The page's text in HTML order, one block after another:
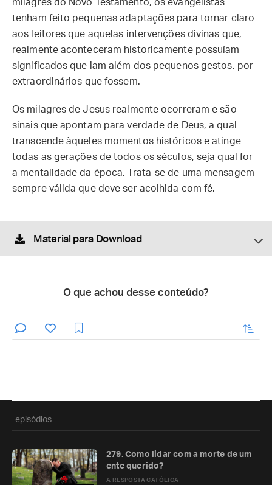
milagres do Novo Testamento, os evangelistas
tenham feito pequenas adaptações para tornar claro
aos leitores que aquelas intervenções divinas que,
realmente aconteceram historicamente possuíam
significados que iam além dos pequenos gestos, por
extraordinários que fossem.
Os milagres de Jesus realmente ocorreram e são
sinais que apontam para verdade de Deus, a qual
transcende àqueles momentos históricos e atinge
todas as gerações de todos os séculos, seja qual for
a mentalidade da época. Trata-se de uma mensagem
sempre válida que deve ser acolhida com fé.
Material para Download
O que achou desse conteúdo?
enviar
episódios
A RESPOSTA CATÓLICA
279. Como lidar com a morte de um
ente querido?